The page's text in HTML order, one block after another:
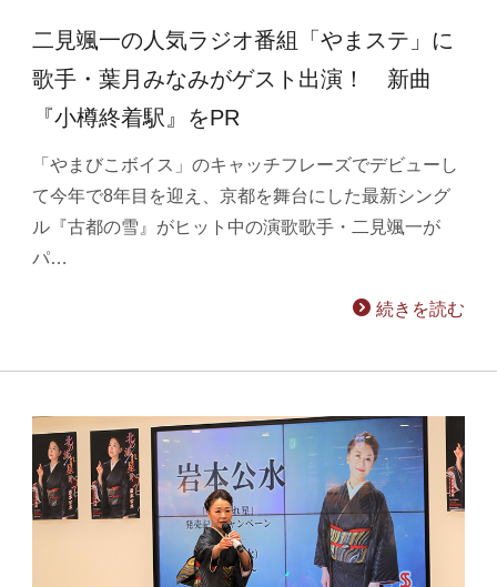
二見颯一の人気ラジオ番組「やまステ」に
歌手・葉月みなみがゲスト出演！ 新曲
『小樽終着駅』をPR
「やまびこボイス」のキャッチフレーズでデビューし
て今年で8年目を迎え、京都を舞台にした最新シング
ル『古都の雪』がヒット中の演歌歌手・二見颯一が
パ…
続きを読む